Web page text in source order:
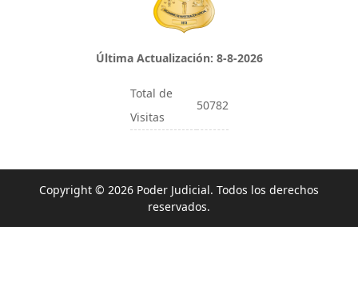
Última Actualización: 8-8-2026
Total de
Visitas
50782
Copyright © 2026 Poder Judicial. Todos los derechos
reservados.